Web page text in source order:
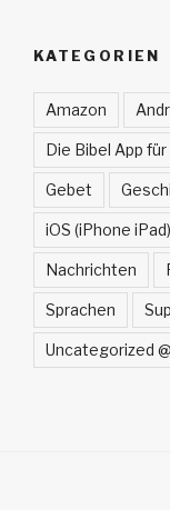
KATEGORIEN
Amazon
Die Bibel App
Gebet
iOS (iPhone iPad)
Nachrichten
Sprachen
Uncategorized